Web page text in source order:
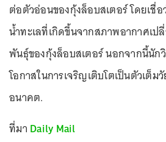
ต่อตัวอ่อนของกุ้งล็อบสเตอร์ โดยเ
น้ำทะเลที่เกิดขึ้นจากสภาพอากาศเ
พันธุ์ของกุ้งล็อบสเตอร์ นอกจากนี้นัก
โอกาสในการเจริญเติบโตเป็นตัวเต็
อนาคต.
ที่มา Daily Mail